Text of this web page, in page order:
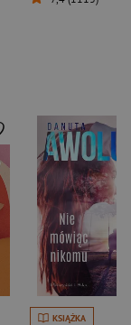
KSIĄŻKA